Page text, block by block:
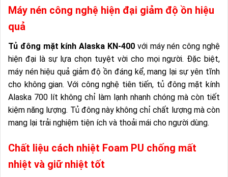
Máy nén công nghệ hiện đại giảm độ ồn hiệu
quả
Tủ đông mặt kính Alaska KN-400 với máy nén công nghệ
hiện đại là sự lựa chọn tuyệt vời cho mọi người. Đặc biệt,
máy nén hiệu quả giảm độ ồn đáng kể, mang lại sự yên tĩnh
cho không gian. Với công nghệ tiên tiến, tủ đông mặt kính
Alaska 700 lít không chỉ làm lạnh nhanh chóng mà còn tiết
kiệm năng lượng. Tủ đông này không chỉ chất lượng mà còn
mang lại trải nghiệm tiện ích và thoải mái cho người dùng.
Chất liệu cách nhiệt Foam PU chống mất
nhiệt và giữ nhiệt tốt